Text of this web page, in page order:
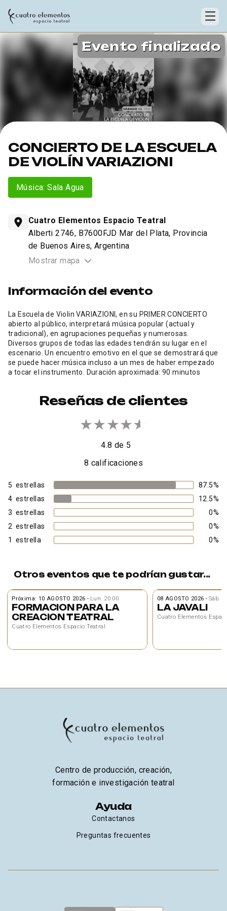
Evento finalizado
CONCIERTO DE LA ESCUELA
DE VIOLÍN VARIAZIONI
Música: Sala Agua
Cuatro Elementos Espacio Teatral
Alberti 2746, B7600FJD Mar del Plata, Provincia
de Buenos Aires, Argentina
Mostrar mapa
Información del evento
La Escuela de Violin VARIAZIONI, en su PRIMER CONCIERTO
abierto al público, interpretará música popular (actual y
tradicional), en agrupaciones pequeñas y numerosas.
Diversos grupos de todas las edades tendrán su lugar en el
escenario. Un encuentro emotivo en el que se demostrará que
se puede hacer música incluso a un mes de haber empezado
a tocar el instrumento. Duración aproximada: 90 minutos
Reseñas de clientes
★★★★★
☆
4.8 de 5
8 calificaciones
5 estrellas 87.5%
4 estrellas 12.5%
3 estrellas 0%
2 estrellas 0%
1
estrella 0%
Otros eventos que te podrían gustar...
Próxima: 10 AGOSTO 2026 - Lun. 20:00
FORMACION PARA LA
CREACION TEATRAL
Cuatro Elementos Espacio Teatral
08 AGOSTO 2026 - Sáb.
LA JAVALI
Cuatro Elementos
Centro de producción, creación,
formación e investigación teatral
Ayuda
Contactanos
Preguntas frecuentes